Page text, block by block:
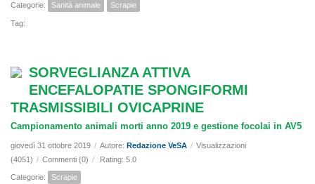
Categorie: Sanità animale Scrapie
Tag:
SORVEGLIANZA ATTIVA
ENCEFALOPATIE SPONGIFORMI
TRASMISSIBILI OVICAPRINE
Campionamento animali morti anno 2019 e gestione focolai in AV5
giovedì 31 ottobre 2019 / Autore: Redazione VeSA / Visualizzazioni
(4051) / Commenti (0) / Rating: 5.0
Categorie: Scrapie